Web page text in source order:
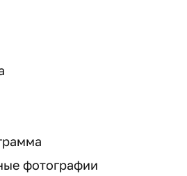
фотографии